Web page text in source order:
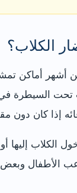
الكلاب؟
أشهر أماكن
تحت السيطرة
إذا كان دون
الكلاب إليها
الأطفال